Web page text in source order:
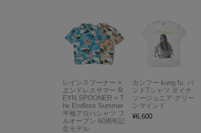
レインスプーナー ×
エンドレスサマー R
EYN SPOONER × T
he Endless Summer
半袖アロハシャツ フ
ルオープン 60周年記
念モデル
カンフー kung fu. バ
ンドTシャツ ダイナ
ソージュニア グリー
ンマインド
¥6,600